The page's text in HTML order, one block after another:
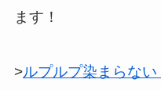
ます！
>ルプルプ染まらな